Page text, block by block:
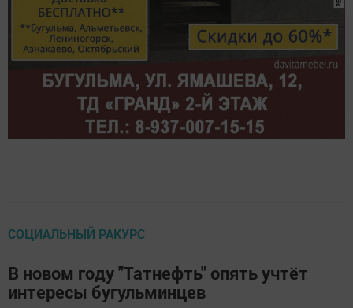
СОЦИАЛЬНЫЙ РАКУРС
В новом году "Татнефть" опять учтёт
интересы бугульминцев